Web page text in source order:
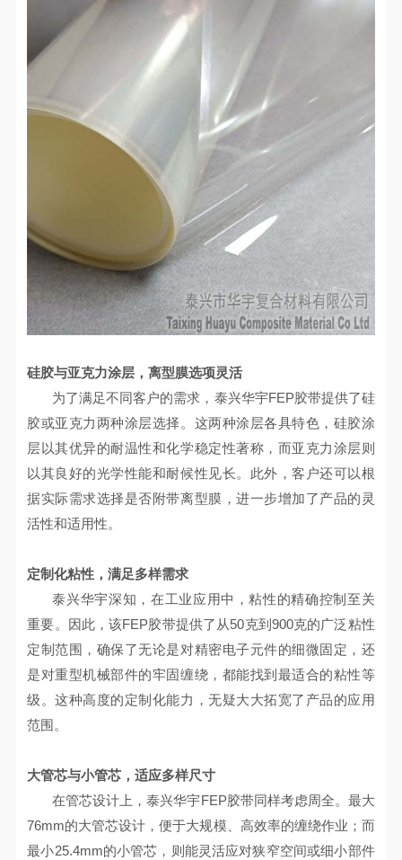
硅胶与亚克力涂层，离型膜选项灵活
为了满足不同客户的需求，泰兴华宇FEP胶带提供了硅
胶或亚克力两种涂层选择。这两种涂层各具特色，硅胶涂
层以其优异的耐温性和化学稳定性著称，而亚克力涂层则
以其良好的光学性能和耐候性见长。此外，客户还可以根
据实际需求选择是否附带离型膜，进一步增加了产品的灵
活性和适用性。
定制化粘性，满足多样需求
泰兴华宇深知，在工业应用中，粘性的精确控制至关
重要。因此，该FEP胶带提供了从50克到 900克的广泛粘性
定制范围，确保了无论是对精密电子元件的细微固定，还
是对重型机械部件的牢固缠绕，都能找到最适合的粘性等
级。这种高度的定制化能力，无疑大大拓宽了产品的应用
范围。
大管芯与小管芯，适应多样尺寸
在管芯设计上，泰兴华宇FEP胶带同样考虑周全。最大
76mm的大管芯设计，便于大规模、高效率的缠绕作业；而
最小25.4mm的小管芯，则能灵活应对狭窄空间或细小部件